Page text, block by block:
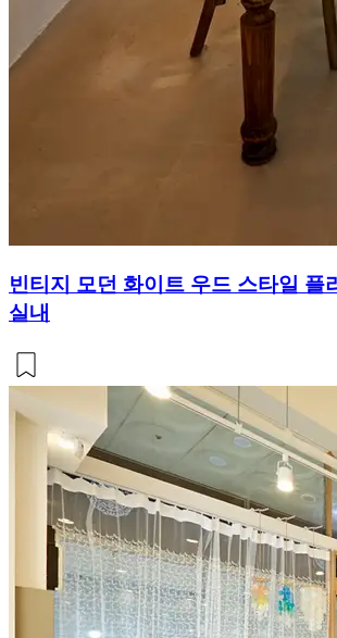
빈티지 모던 화이트 우드 스타일 플
실내